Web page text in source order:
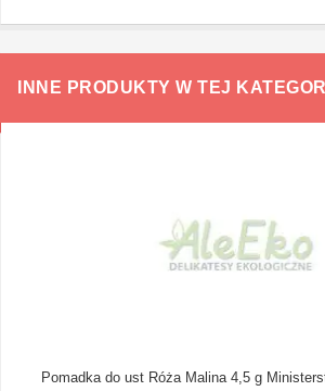
INNE PRODUKTY W TEJ
Pomadka do ust Róża Malina 4,5 g